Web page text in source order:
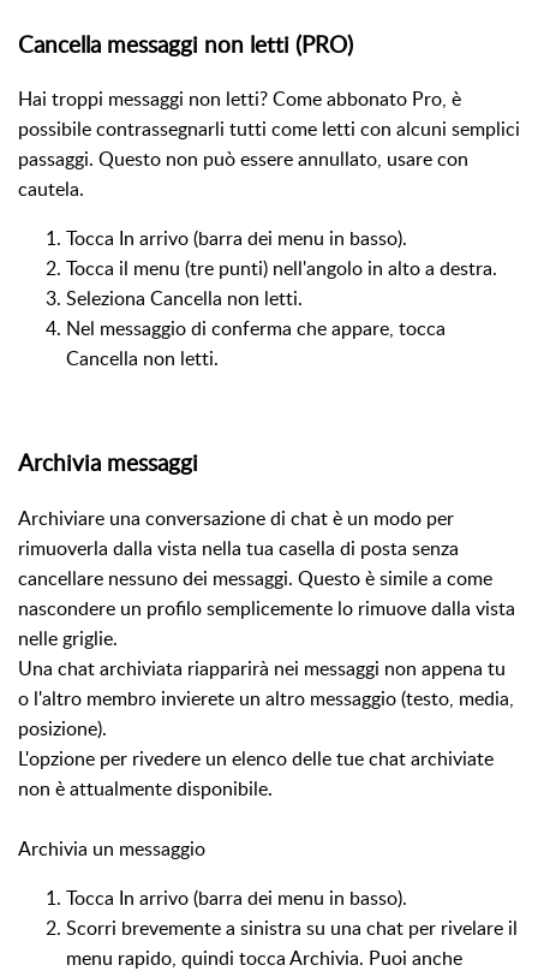
Cancella messaggi non letti (PRO)
Hai troppi messaggi non letti? Come abbonato Pro, è
possibile contrassegnarli tutti come letti con alcuni semplici
passaggi. Questo non può essere annullato, usare con
cautela.
Tocca In arrivo (barra dei menu in basso).
Tocca il menu (tre punti) nell'angolo in alto a destra.
Seleziona Cancella non letti.
Nel messaggio di conferma che appare, tocca
Cancella non letti.
Archivia messaggi
Archiviare una conversazione di chat è un modo per
rimuoverla dalla vista nella tua casella di posta senza
cancellare nessuno dei messaggi. Questo è simile a come
nascondere un profilo semplicemente lo rimuove dalla vista
nelle griglie.
Una chat archiviata riapparirà nei messaggi non appena tu
o l'altro membro invierete un altro messaggio (testo, media,
posizione).
L'opzione per rivedere un elenco delle tue chat archiviate
non è attualmente disponibile.
Archivia un messaggio
Tocca In arrivo (barra dei menu in basso).
Scorri brevemente a sinistra su una chat per rivelare il
menu rapido, quindi tocca Archivia. Puoi anche